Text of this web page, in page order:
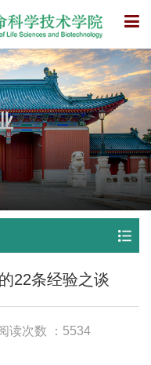
X
22条经验之谈
读次数 ：5534